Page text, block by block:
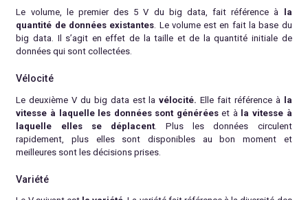
Le volume, le premier des 5 V du big data, fait référence à
la
quantité de données existantes. Le volume est en fait la base du
big data. Il s’agit en effet de la taille et de la quantité initiale de
données qui sont collectées.
Vélocité
Le deuxième V du big data est lavélocité. Elle fait référence à la
vitesse à laquelle les données sont généréeset à la vitesse à
laquelle elles se déplacent. Plus les données circulent
rapidement, plus elles sont disponibles au bon moment et
meilleures sont les décisions prises.
Variété